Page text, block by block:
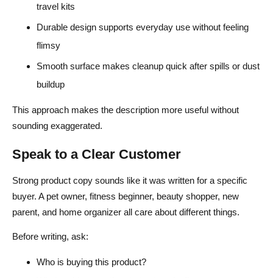
travel kits
Durable design supports everyday use without feeling
flimsy
Smooth surface makes cleanup quick after spills or dust
buildup
This approach makes the description more useful without
sounding exaggerated.
Speak to a Clear Customer
Strong product copy sounds like it was written for a specific
buyer. A pet owner, fitness beginner, beauty shopper, new
parent, and home organizer all care about different things.
Before writing, ask:
Who is buying this product?